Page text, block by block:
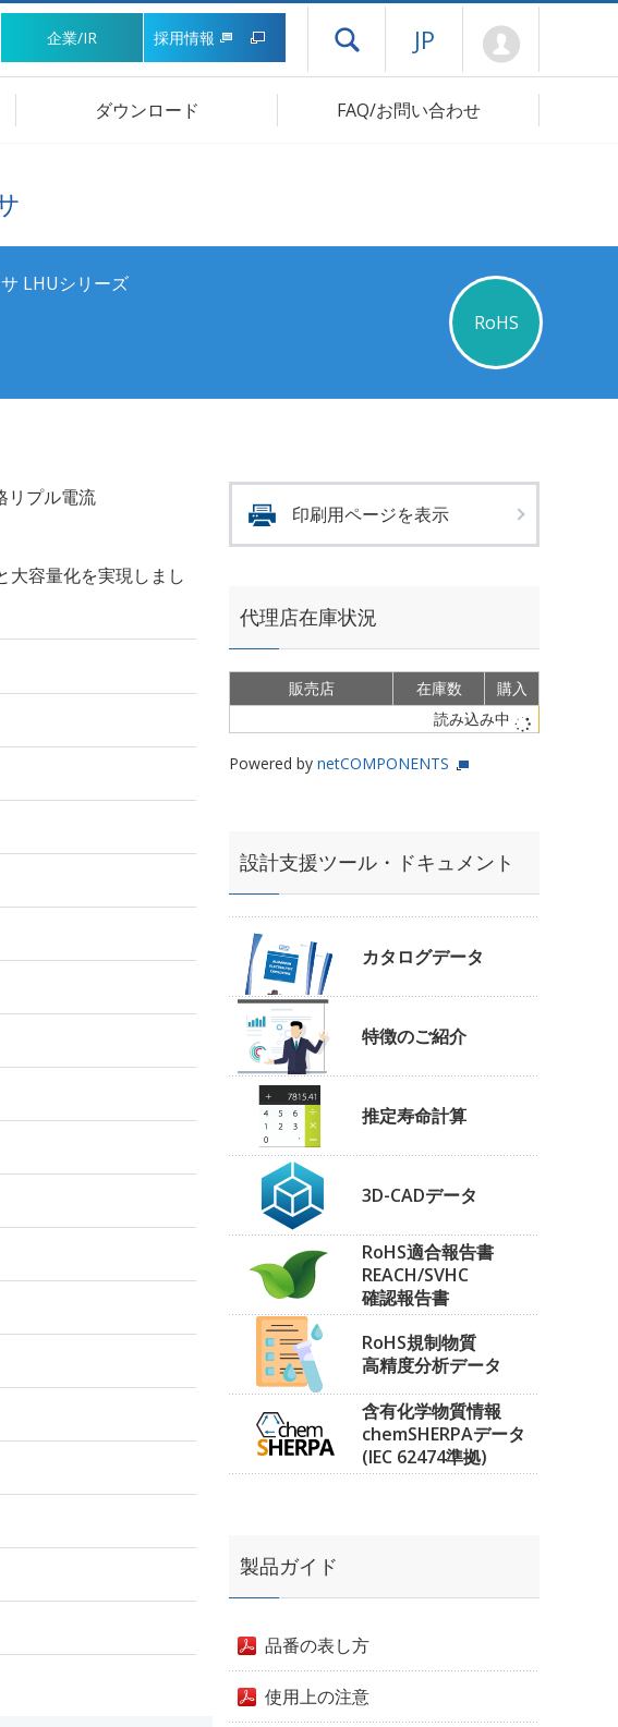
企業/IR 採用情報 ドロワーメニューを開く
JP
ダウンロード FAQ/お問い合わせ
LHUシリーズ
RoHS
リプル電流
大容量化を実現しまし
印刷用ページを表示
代理店在庫状況
販売店 在庫数
購入
読み込み中
Powered by netCOMPONENTS
設計支援ツール・ドキュメント
カタログデータ
特徴のご紹介
推定寿命計算
3D-CADデータ
RoHS適合報告書
REACH/SVHC
確認報告書
RoHS規制物質
高精度分析データ
含有化学物質情報
chemSHERPAデータ
(IEC 62474準拠)
製品ガイド
品番の表し方
使用上の注意